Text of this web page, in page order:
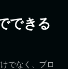
できる
でなく、プロ